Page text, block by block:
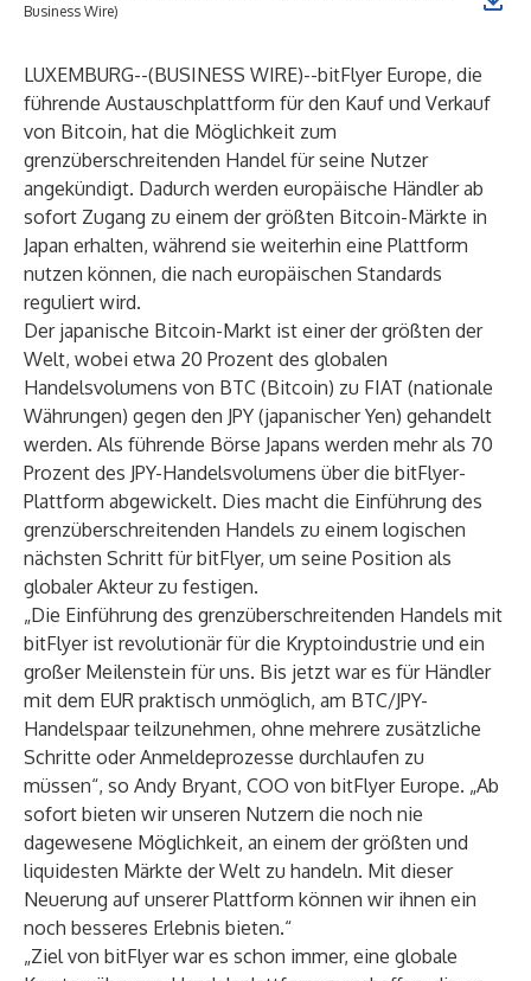
Business Wire)
LUXEMBURG--(BUSINESS WIRE)--bitFlyer Europe, die
führende Austauschplattform für den Kauf und Verkauf
von Bitcoin, hat die Möglichkeit zum
grenzüberschreitenden Handel für seine Nutzer
angekündigt. Dadurch werden europäische Händler ab
sofort Zugang zu einem der größten Bitcoin-Märkte in
Japan erhalten, während sie weiterhin eine Plattform
nutzen können, die nach europäischen Standards
reguliert wird.
Der japanische Bitcoin-Markt ist einer der größten der
Welt, wobei etwa 20 Prozent des globalen
Handelsvolumens von BTC (Bitcoin) zu FIAT (nationale
Währungen) gegen den JPY (japanischer Yen) gehandelt
werden. Als führende Börse Japans werden mehr als 70
Prozent des JPY-Handelsvolumens über die bitFlyer-
Plattform abgewickelt. Dies macht die Einführung des
grenzüberschreitenden Handels zu einem logischen
nächsten Schritt für bitFlyer, um seine Position als
globaler Akteur zu festigen.
„Die Einführung des grenzüberschreitenden Handels mit
bitFlyer ist revolutionär für die Kryptoindustrie und ein
großer Meilenstein für uns. Bis jetzt war es für Händler
mit dem EUR praktisch unmöglich, am BTC/JPY-
Handelspaar teilzunehmen, ohne mehrere zusätzliche
Schritte oder Anmeldeprozesse durchlaufen zu
müssen“, so Andy Bryant, COO von bitFlyer Europe. „Ab
sofort bieten wir unseren Nutzern die noch nie
dagewesene Möglichkeit, an einem der größten und
liquidesten Märkte der Welt zu handeln. Mit dieser
Neuerung auf unserer Plattform können wir ihnen ein
noch besseres Erlebnis bieten.“
„Ziel von bitFlyer war es schon immer, eine globale